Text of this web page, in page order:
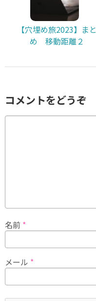
【穴埋め旅2023】まと
め 移動距離２
コメントをどうぞ
名前 *
メール *